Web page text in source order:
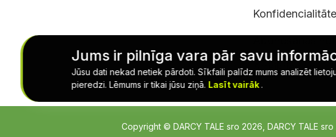
Atteikties no
Copyright © DARCY TALE sro 2026, DARCY TALE
Jums ir pilnīga vara pār savu
Jūsu dati nekad netiek pārdoti. Sīkfaili palīdz mums analizēt
pieredzi. Lēmums ir tikai jūsu ziņā. Lasīt vairāk.